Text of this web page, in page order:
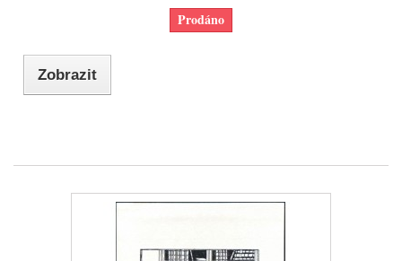
Prodáno
Zobrazit